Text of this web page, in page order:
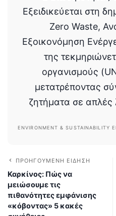
Εξειδικεύεται στη
Zero Waste,
Εξοικονόμηση
της
οργανισμούς
μετατρέποντας
ζητήματα σε απλές
ENVIRONMENT & SUSTAINABILITY
ΠΡΟΗΓΟΎΜΕΝΗ ΕΊΔΗΣΗ
Καρκίνος: Πώς να
μειώσουμε τις
πιθανότητες εμφάνισης
«κόβοντας» 5 κακές